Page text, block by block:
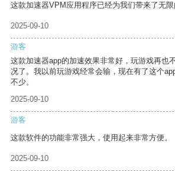
这款加速器VPM应用程序已经为我们带来了无限
2025-09-10
游客
这款加速器app的加速效果非常好，玩游戏再也
况了。我以前玩游戏经常会输，现在有了这个
不少。
2025-09-10
游客
这款软件的功能非常强大，使用起来非常方便。
2025-09-10